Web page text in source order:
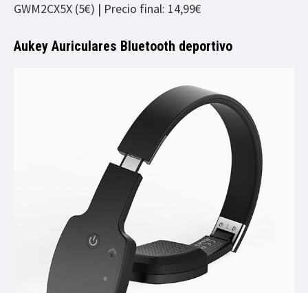
GWM2CX5X (5€) | Precio final: 14,99€
Aukey Auriculares Bluetooth deportivo